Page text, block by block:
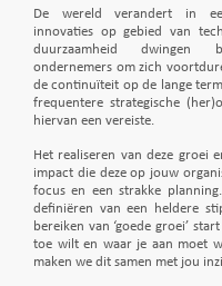
De wereld verandert in
innovaties op gebied van
duurzaamheid
ondernemers om zich
de continuïteit op de lange
frequentere strategische
hiervan een vereiste.
Het realiseren van deze groei
impact die deze op jouw
focus en een strakke
definiëren van een heldere
bereiken van ‘goede groei’
toe wilt en waar je aan moet
maken we dit samen met jou